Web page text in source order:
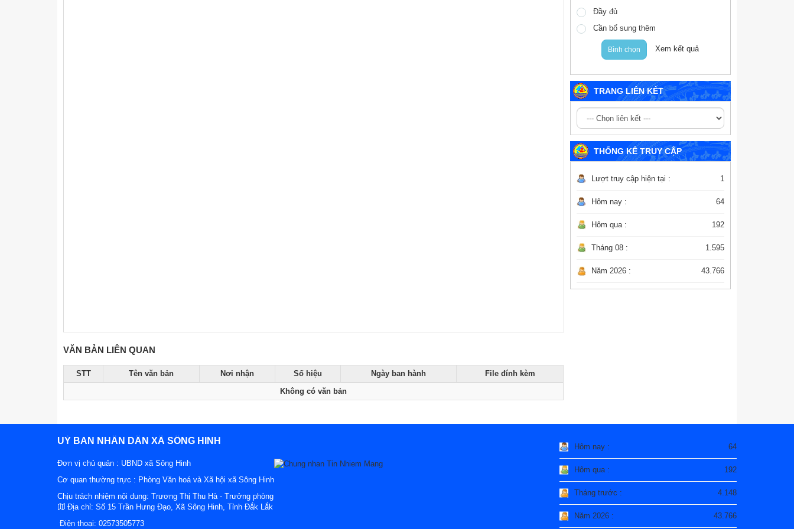
VĂN BẢN LIÊN QUAN
STT Tên văn bản Nơi nhận Số hiệu Ngày ban hành
File đính kèm
Không có văn bản
Đầy đủ
Cần bổ sung thêm
Bình chọn Xem kết quả
TRANG LIÊN KẾT
THỐNG KÊ TRUY CẬP
Lượt truy cập hiện tại : 1
Hôm nay : 64
Hôm qua : 192
Tháng 08 : 1.595
Năm 2026 : 43.766
UỶ BAN NHÂN DÂN XÃ SÔNG HINH
Đơn vị chủ quản : UBND xã Sông Hinh
Cơ quan thường trực : Phòng Văn hoá và Xã hội xã Sông Hinh
Chịu trách nhiệm nội dung: Trương Thị Thu Hà - Trưởng phòng
Địa chỉ: Số 15 Trần Hưng Đạo, Xã Sông Hinh, Tỉnh Đắk Lắk
Điện thoại: 02573505773
Hôm nay : 64
Hôm qua : 192
Tháng trước : 4.148
Năm 2026 : 43.766